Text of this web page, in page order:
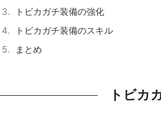
トビカガチ装備の強化
トビカガチ装備のスキル
まとめ
トビカ